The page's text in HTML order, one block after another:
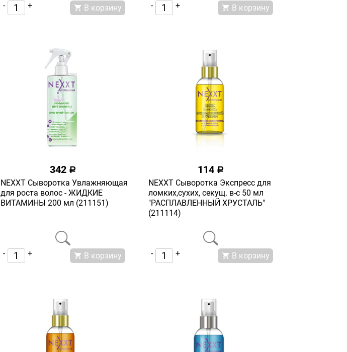
- + В корзину - + В корзину
342 a
NEXXT Сыворотка Увлажняющая
для роста волос - ЖИДКИЕ
ВИТАМИНЫ 200 мл (211151)
- + В корзину
114 a
NEXXT Сыворотка Экспресс для
ломких,сухих, секущ. в-с 50 мл
"РАСПЛАВЛЕННЫЙ ХРУСТАЛЬ"
(211114)
- + В корзину